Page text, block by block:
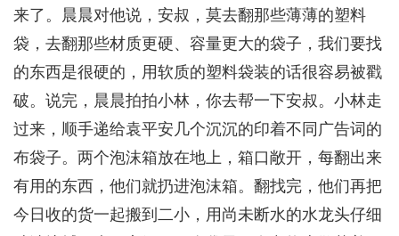
来了。晨晨对他说，安叔，莫去翻那些薄薄的塑料
袋，去翻那些材质更硬、容量更大的袋子，我们要找
的东西是很硬的，用软质的塑料袋装的话很容易被戳
破。说完，晨晨拍拍小林，你去帮一下安叔。小林走
过来，顺手递给袁平安几个沉沉的印着不同广告词的
布袋子。两个泡沫箱放在地上，箱口敞开，每翻出来
有用的东西，他们就扔进泡沫箱。翻找完，他们再把
今日收的货一起搬到二小，用尚未断水的水龙头仔细